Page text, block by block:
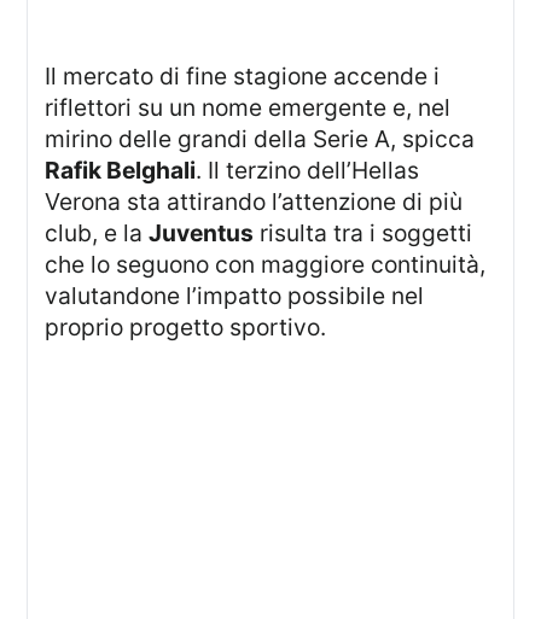
Il mercato di fine stagione accende i
riflettori su un nome emergente e, nel
mirino delle grandi della Serie A, spicca
Rafik Belghali. Il terzino dell’Hellas
Verona sta attirando l’attenzione di più
club, e laJuventus risulta tra i soggetti
che lo seguono con maggiore continuità,
valutandone l’impatto possibile nel
proprio progetto sportivo.